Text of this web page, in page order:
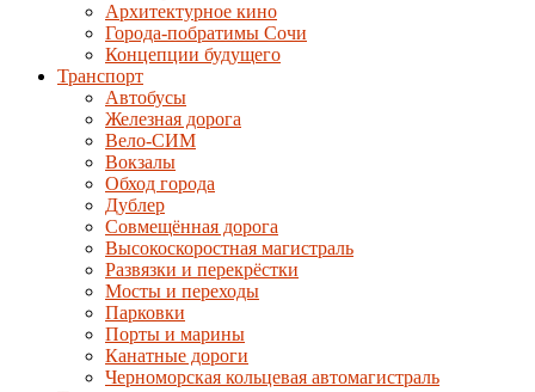
Архитектурное кино
Города-побратимы Сочи
Концепции будущего
Транспорт
Автобусы
Железная дорога
Вело-СИМ
Вокзалы
Обход города
Дублер
Совмещённая дорога
Высокоскоростная магистраль
Развязки и перекрёстки
Мосты и переходы
Парковки
Порты и марины
Канатные дороги
Черноморская кольцевая автомагистраль